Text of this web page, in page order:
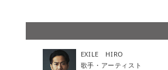
EXILE HIRO
歌手・アーティスト